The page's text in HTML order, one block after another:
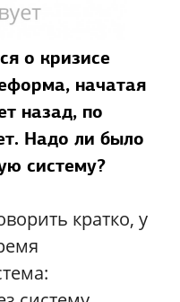
о кризисе
начатая
назад, по
Надо ли было
систему?
кратко, у